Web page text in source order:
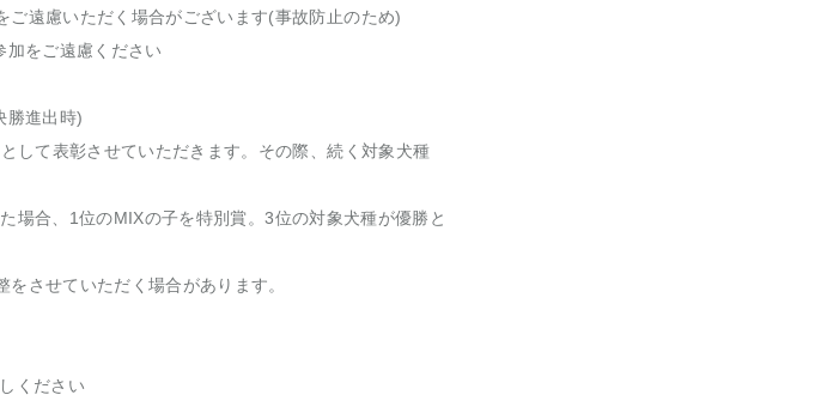
遠慮いただく場合がございます(事故防止のため)
をご遠慮ください
勝進出時)
して表彰させていただきます。その際、続く対象犬種
場合、1位のMIXの子を特別賞。3位の対象犬種が優勝と
させていただく場合があります。
ください